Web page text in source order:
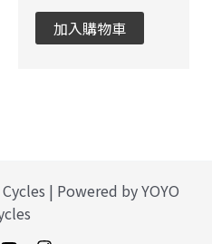
加入購物車
| Powered by YOYO